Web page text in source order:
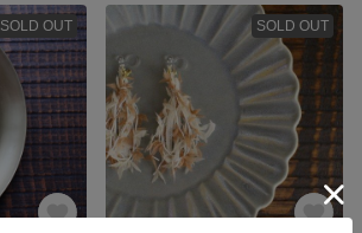
SOLD OUT SOLD OUT